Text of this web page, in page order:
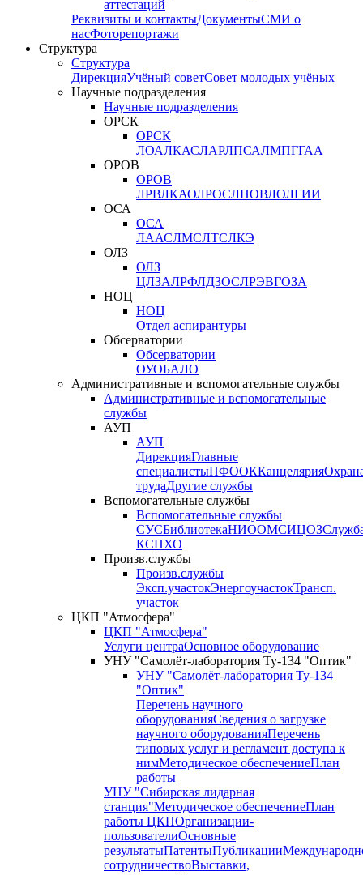
аттестаций
Реквизиты и контактыДокументыСМИ о
насФоторепортажи
Структура
Структура
ДирекцияУчёный советСовет молодых учёных
Научные подразделения
Научные подразделения
ОРСК
ОРСК
ЛОАЛКАСЛАРЛПСАЛМПГГАА
ОРОВ
ОРОВ
ЛРВЛКАОЛРОСЛНОВЛОЛГИИ
ОСА
ОСА
ЛААСЛМСЛТСЛКЭ
ОЛЗ
ОЛЗ
ЦЛЗАЛРФЛДЗОСЛРЭВГОЗА
НОЦ
НОЦ
Отдел аспирантуры
Обсерватории
Обсерватории
ОУОБАЛО
Административные и вспомогательные службы
Административные и вспомогательные
службы
АУП
АУП
ДирекцияГлавные
специалистыПФООККанцелярия
трудаДругие службы
Вспомогательные службы
Вспомогательные службы
СУСБиблиотекаНИООМСИЦОЗ
КСПХО
Произв.службы
Произв.службы
Эксп.участокЭнергоучастокТрансп.
участок
ЦКП "Атмосфера"
ЦКП "Атмосфера"
Услуги центраОсновное оборудование
УНУ "Самолёт-лаборатория Ту-134 "Оптик"
УНУ "Самолёт-лаборатория Ту-134
"Оптик"
Перечень научного
оборудованияСведения о загрузке
научного оборудованияПеречень
типовых услуг и регламент доступа к
нимМетодическое обеспечениеПлан
работы
УНУ "Сибирская лидарная
станция"Методическое обеспечениеПлан
работы ЦКПОрганизации-
пользователиОсновные
результатыПатентыПубликации
сотрудничествоВыставки,